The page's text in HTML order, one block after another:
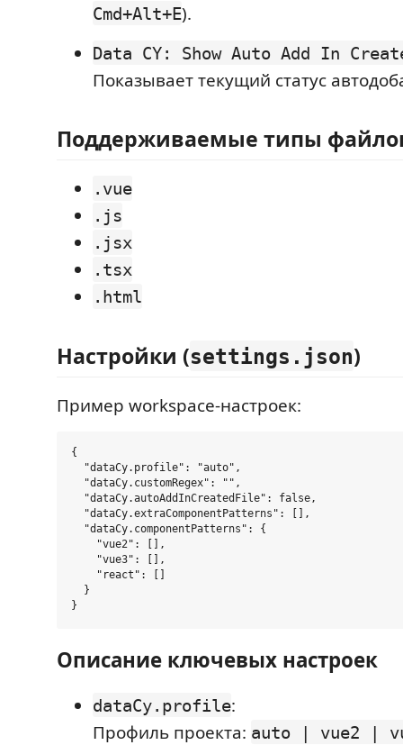
Cmd+Alt+E).
Data CY: Show Auto Add In
Показывает текущий статус
Поддерживаемые типы
.vue
.js
.jsx
.tsx
.html
Настройки (settings.json)
Пример workspace-настроек:
{
  "dataCy.profile": "auto",
  "dataCy.customRegex": "",
  "dataCy.autoAddInCreatedFile": false,
  "dataCy.extraComponentPatterns": [],
  "dataCy.componentPatterns": {
    "vue2": [],
    "vue3": [],
    "react": []
  }
Описание ключевых настроек
dataCy.profile:
Профиль проекта: auto | vue2 |